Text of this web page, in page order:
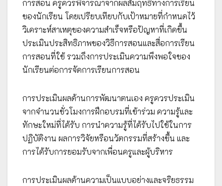
การสอน ครูควรพิจารณาจากผลสัมฤทธิ์ทางการเรียน
ของนักเรียน โดยเปรียบเทียบกับเป้าหมายที่กำหนดไว้
วิเคราะห์สาเหตุของความสำเร็จหรือปัญหาที่เกิดขึ้น
ประเมินประสิทธิภาพของวิธีการสอนและสื่อการเรียน
การสอนที่ใช้ รวมถึงการประเมินความพึงพอใจของ
นักเรียนต่อการจัดการเรียนการสอน
การประเมินผลด้านการพัฒนาตนเอง ครูควรประเมิน
จากจำนวนชั่วโมงการฝึกอบรมที่เข้าร่วม ความรู้และ
ทักษะใหม่ที่ได้รับ การนำความรู้ที่ได้รับไปใช้ในการ
ปฏิบัติงาน ผลการวิจัยหรือนวัตกรรมที่สร้างขึ้น และ
การได้รับการยอมรับจากเพื่อนครูและผู้บริหาร
การประเมินผลด้านความเป็นแบบอย่างและจริยธรรม